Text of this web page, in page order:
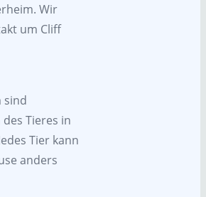
Wir
um Cliff
sind
Tieres in
Tier kann
anders